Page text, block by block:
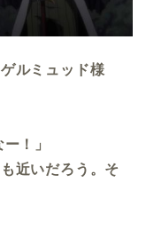
ルミュッド様
！」
近いだろう。そ